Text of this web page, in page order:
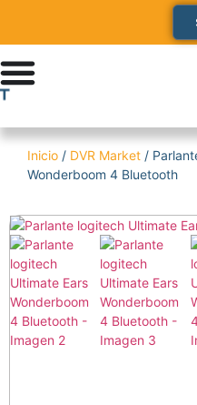
Inicio / DVR Market /
Wonderboom 4 Bluetooth